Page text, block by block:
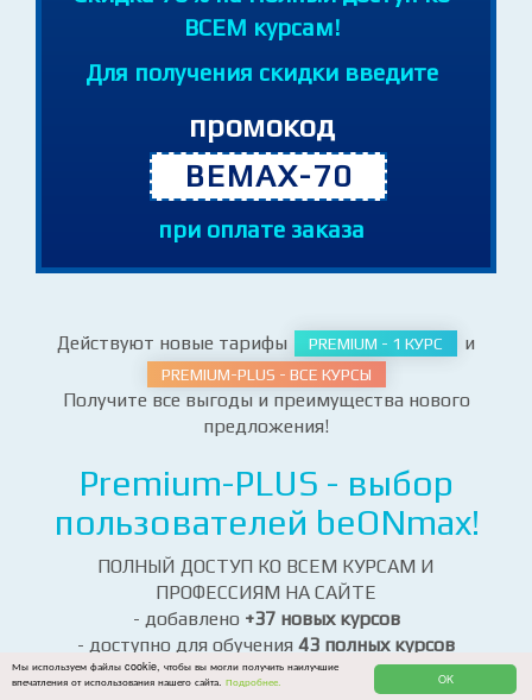
OK
Мы используем файлы cookie, чтобы вы могли получить наилучшие
впечатления от использования нашего сайта. Подробнее.
Cкидка 70% на Полный доступ ко
ВСЕМ курсам!
Для получения скидки введите
промокод
BEMAX-70
Действуют новые тарифы PREMIUM - 1 КУРС и
PREMIUM-PLUS - ВСЕ КУРСЫ
Получите все выгоды и преимущества нового
предложения!
Premium-PLUS - выбор
пользователей beONmax!
ПОЛНЫЙ ДОСТУП КО ВСЕМ КУРСАМ И
ПРОФЕССИЯМ НА САЙТЕ
- добавлено+37 новых курсов